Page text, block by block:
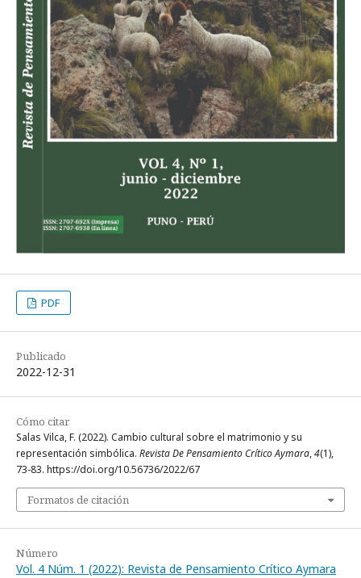
PDF
Publicado
2022-12-31
Cómo citar
Salas Vilca, F. (2022). Cambio cultural sobre el matrimonio y su
representación simbólica. Revista De Pensamiento Crítico Aymara,4(1),
73-83. https://doi.org/10.56736/2022/67
Formatos de citación
Número
Vol. 4 Núm. 1 (2022): Revista de Pensamiento Crítico Aymara